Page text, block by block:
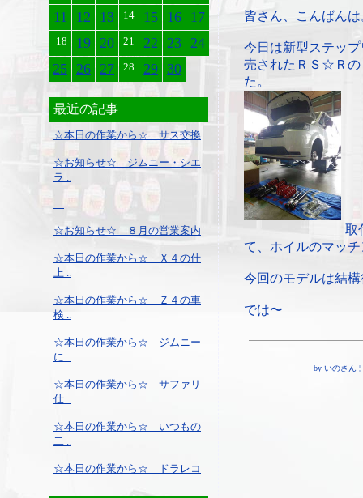
11
12 13 14 15 16 17
18 19 20 21 22 23 24
25 26 27 28 29 30
最近の記事
☆本日の作業から☆ サス交換
☆お知らせ☆ ジムニー・シエ
ラ ..
☆お知らせ☆ ８月の営業案内
☆本日の作業から☆ Ｘ４の仕
上 ..
☆本日の作業から☆ Ｚ４の車
検 ..
☆本日の作業から☆ ジムニー
に ..
☆本日の作業から☆ サファリ
仕 ..
☆本日の作業から☆ いつもの
二 ..
☆本日の作業から☆ ドラレコ
皆さん、こんばんは
今日は新型ステッ
売されたＲＳ☆Ｒ
た。
取
て、ホイルのマッ
今回のモデルは結
では〜
by いのさん ¦